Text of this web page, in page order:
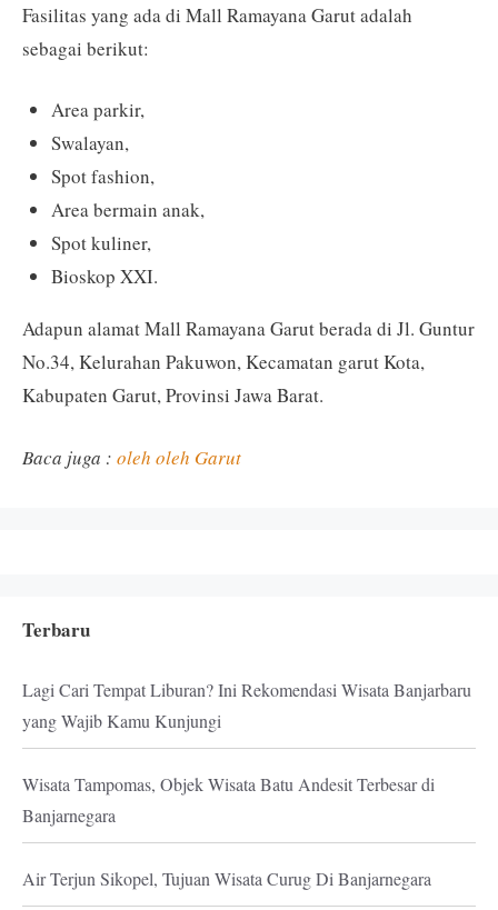
Fasilitas yang ada di Mall Ramayana Garut adalah
sebagai berikut:
Area parkir,
Swalayan,
Spot fashion,
Area bermain anak,
Spot kuliner,
Bioskop XXI.
Adapun alamat Mall Ramayana Garut berada di Jl. Guntur
No.34, Kelurahan Pakuwon, Kecamatan garut Kota,
Kabupaten Garut, Provinsi Jawa Barat.
Baca juga : oleh oleh Garut
Terbaru
Lagi Cari Tempat Liburan? Ini Rekomendasi Wisata Banjarbaru
yang Wajib Kamu Kunjungi
Wisata Tampomas, Objek Wisata Batu Andesit Terbesar di
Banjarnegara
Air Terjun Sikopel, Tujuan Wisata Curug Di Banjarnegara